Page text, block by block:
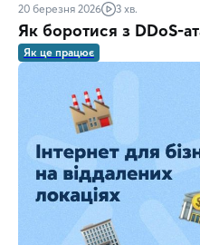
20 березня 2026 3 хв.
Як боротися з DDoS-
Як це працює